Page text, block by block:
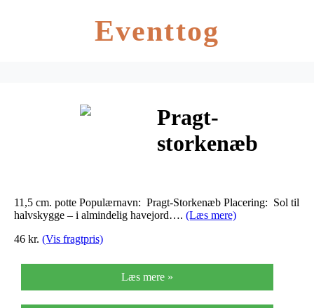
Eventtog
Pragt-
storkenæb
– Geranium
hybrid
11,5 cm. potte Populærnavn: Pragt-Storkenæb Placering: Sol til
halvskygge – i almindelig havejord…. (Læs mere)
46 kr. (Vis fragtpris)
Læs mere »